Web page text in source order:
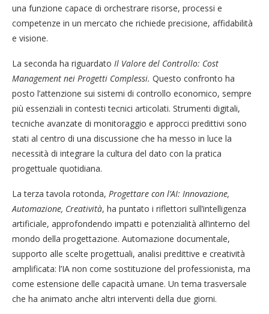
una funzione capace di orchestrare risorse, processi e
competenze in un mercato che richiede precisione, affidabilità
e visione.
La seconda ha riguardato Il Valore del Controllo: Cost
Management nei Progetti Complessi. Questo confronto ha
posto l’attenzione sui sistemi di controllo economico, sempre
più essenziali in contesti tecnici articolati. Strumenti digitali,
tecniche avanzate di monitoraggio e approcci predittivi sono
stati al centro di una discussione che ha messo in luce la
necessità di integrare la cultura del dato con la pratica
progettuale quotidiana.
La terza tavola rotonda, Progettare con l’AI: Innovazione,
Automazione, Creatività, ha puntato i riflettori sull’intelligenza
artificiale, approfondendo impatti e potenzialità all’interno del
mondo della progettazione. Automazione documentale,
supporto alle scelte progettuali, analisi predittive e creatività
amplificata: l’IA non come sostituzione del professionista, ma
come estensione delle capacità umane. Un tema trasversale
che ha animato anche altri interventi della due giorni.